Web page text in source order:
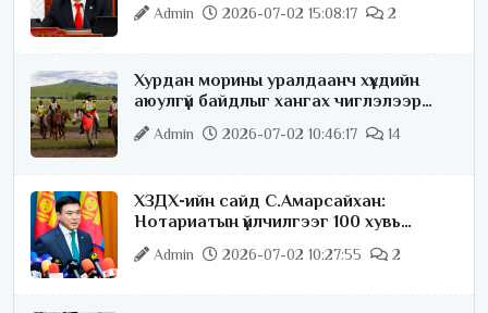
Admin 2026-07-02 15:08:17 2
Хурдан морины уралдаанч хүүхдийн
аюулгүй байдлыг хангах чиглэлээр
ажиллаж байна
Admin 2026-07-02 10:46:17 14
ХЗДХ-ийн сайд С.Амарсайхан:
Нотариатын үйлчилгээг 100 хувь
цахимжуулна
Admin 2026-07-02 10:27:55 2